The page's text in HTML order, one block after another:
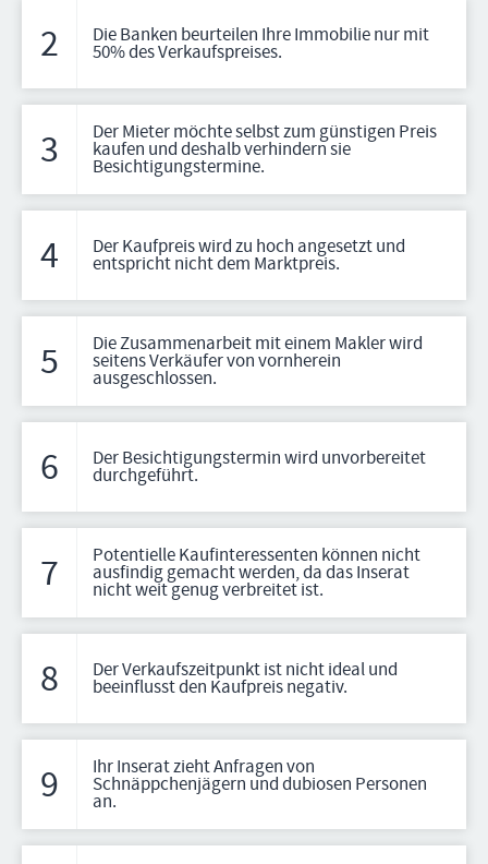
2 Die Banken beurteilen Ihre Immobilie nur mit
50% des Verkaufspreises.
3 Der Mieter möchte selbst zum günstigen Preis
kaufen und deshalb verhindern sie
Besichtigungstermine.
4 Der Kaufpreis wird zu hoch angesetzt und
entspricht nicht dem Marktpreis.
5 Die Zusammenarbeit mit einem Makler wird
seitens Verkäufer von vornherein
ausgeschlossen.
6 Der Besichtigungstermin wird unvorbereitet
durchgeführt.
7 Potentielle Kaufinteressenten können nicht
ausfindig gemacht werden, da das Inserat
nicht weit genug verbreitet ist.
8 Der Verkaufszeitpunkt ist nicht ideal und
beeinflusst den Kaufpreis negativ.
9 Ihr Inserat zieht Anfragen von
Schnäppchenjägern und dubiosen Personen
an.